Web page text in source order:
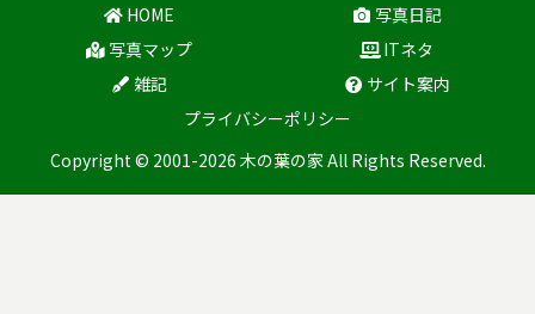
HOME
写真日記
写真マップ
ITネタ
雑記
サイト案内
プライバシーポリシー
Copyright © 2001-2026 木の葉の家 All Rights Reserved.